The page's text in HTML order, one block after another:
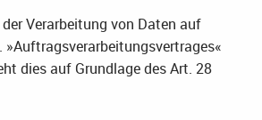
Verarbeitung von Daten auf
»Auftragsverarbeitungsvertrages«
dies auf Grundlage des Art. 28